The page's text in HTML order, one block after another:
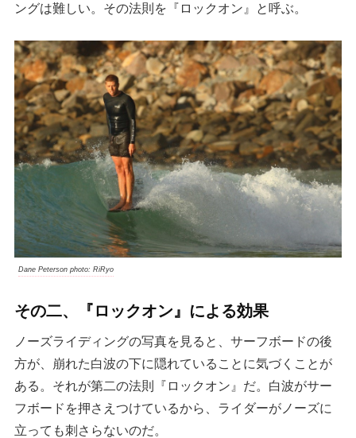
ングは難しい。その法則を『ロックオン』と呼ぶ。
Dane Peterson photo: RiRyo
その二、『ロックオン』による効果
ノーズライディングの写真を見ると、サーフボードの後
方が、崩れた白波の下に隠れていることに気づくことが
ある。それが第二の法則『ロックオン』だ。白波がサー
フボードを押さえつけているから、ライダーがノーズに
立っても刺さらないのだ。